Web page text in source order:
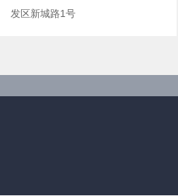
发区新城路1号